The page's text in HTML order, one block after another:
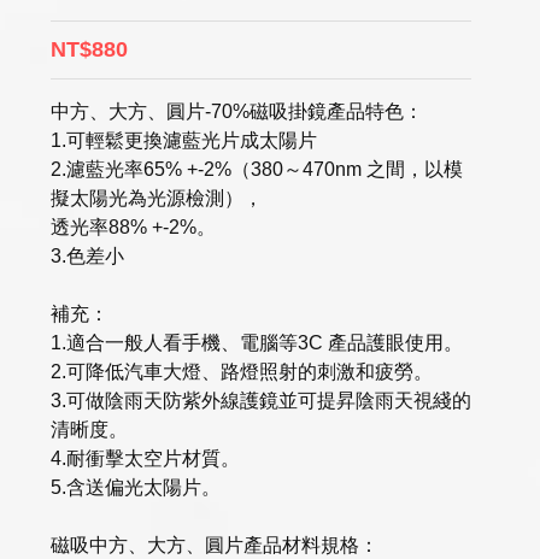
NT$880
中方、大方、圓片-70%磁吸掛鏡產品特色：
1.可輕鬆更換濾藍光片成太陽片
2.濾藍光率65% +-2%（380～470nm 之間，以模
擬太陽光為光源檢測），
透光率88% +-2%。
3.色差小
補充：
1.適合一般人看手機、電腦等3C 產品護眼使用。
2.可降低汽車大燈、路燈照射的刺激和疲勞。
3.可做陰雨天防紫外線護鏡並可提昇陰雨天視綫的
清晰度。
4.耐衝擊太空片材質。
5.含送偏光太陽片。
磁吸中方、大方、圓片產品材料規格：